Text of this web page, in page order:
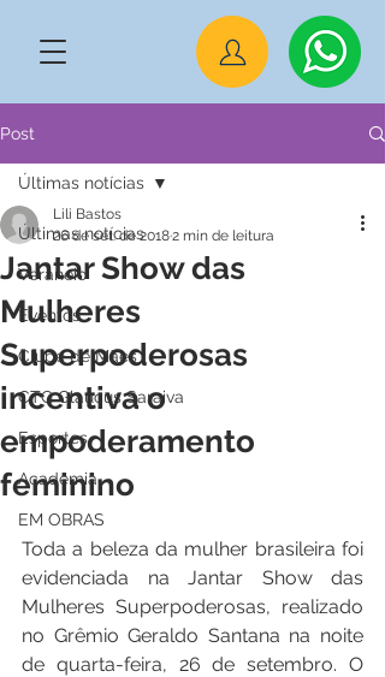
Post
Últimas notícias
Veraneio
Eventos
Clube de Mães
CTG Glaucus Saraiva
Esportes
Academia
EM OBRAS
Últimas notícias
Jantar Show das
Mulheres
Superpoderosas
incentiva o
empoderamento
feminino
Lili Bastos
26 de set. de 20182 min de leitura
Toda a beleza da mulher brasileira foi
evidenciada na Jantar Show das
Mulheres Superpoderosas, realizado
no Grêmio Geraldo Santana na noite
de quarta-feira, 26 de setembro. O